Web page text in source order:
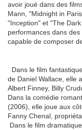
avoir joué dans des
Mann, "Midnight in
"Inception" et "The
performances dans
capable de composer
Dans le film
de Daniel Wallace, elle
Albert Finney, Billy
Dans la comédie
(2006), elle joue aux
Fanny Chenal,
Dans le film